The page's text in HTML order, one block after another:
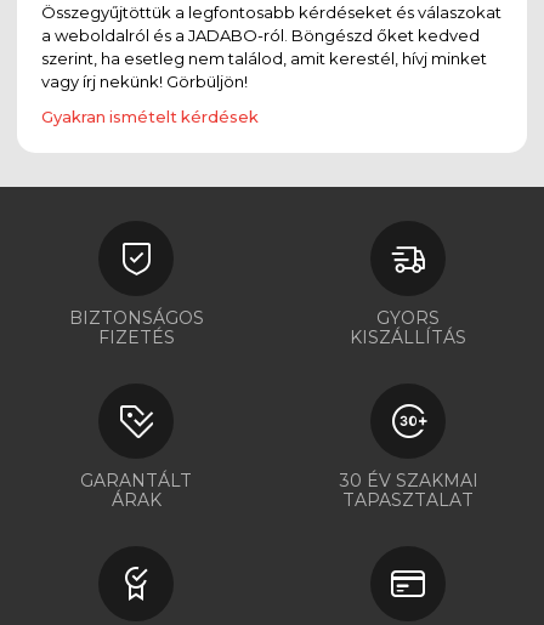
Összegyűjtöttük a legfontosabb kérdéseket és válaszokat
a weboldalról és a JADABO-ról. Böngészd őket kedved
szerint, ha esetleg nem találod, amit kerestél, hívj minket
vagy írj nekünk! Görbüljön!
Gyakran ismételt kérdések
BIZTONSÁGOS
FIZETÉS
GYORS
KISZÁLLÍTÁS
GARANTÁLT
ÁRAK
30 ÉV SZAKMAI
TAPASZTALAT